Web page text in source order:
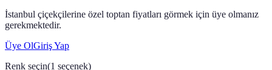
İstanbul çiçekçilerine özel toptan fiyatları görmek için üye olmanız
gerekmektedir.
Üye OlGiriş Yap
Renk seçin(1 seçenek)